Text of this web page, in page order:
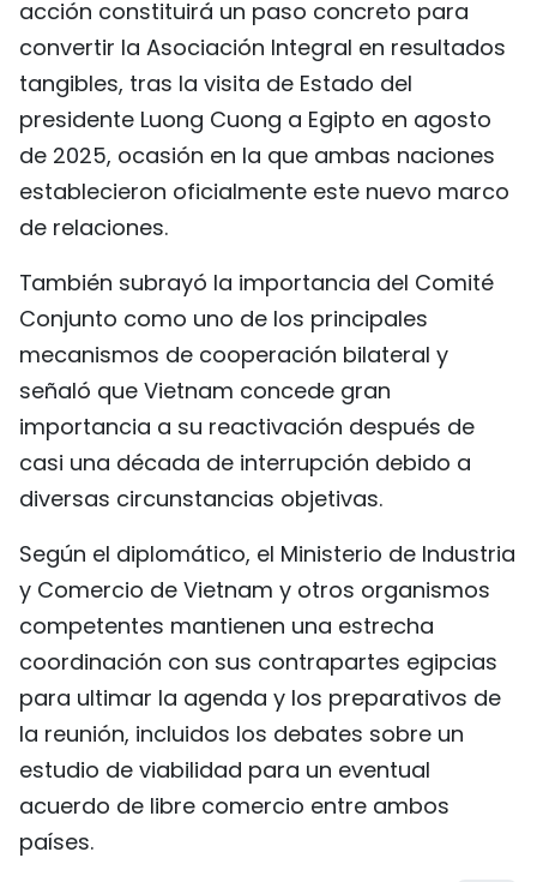
acción constituirá un paso concreto para
convertir la Asociación Integral en resultados
tangibles, tras la visita de Estado del
presidente Luong Cuong a Egipto en agosto
de 2025, ocasión en la que ambas naciones
establecieron oficialmente este nuevo marco
de relaciones.
También subrayó la importancia del Comité
Conjunto como uno de los principales
mecanismos de cooperación bilateral y
señaló que Vietnam concede gran
importancia a su reactivación después de
casi una década de interrupción debido a
diversas circunstancias objetivas.
Según el diplomático, el Ministerio de Industria
y Comercio de Vietnam y otros organismos
competentes mantienen una estrecha
coordinación con sus contrapartes egipcias
para ultimar la agenda y los preparativos de
la reunión, incluidos los debates sobre un
estudio de viabilidad para un eventual
acuerdo de libre comercio entre ambos
países.